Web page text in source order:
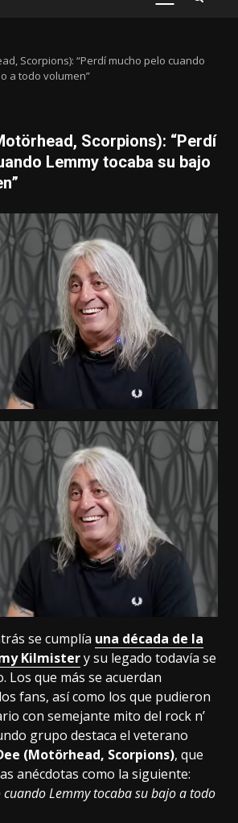
PRIMARY
Scorpions): “Perdí mucho pelo cuando
a todo volumen”
Scorpions): “Perdí
Lemmy tocaba su bajo
se cumplía una década de la
Kilmistery su legado todavía se
Los que más se acuerdan
fans, así como los que pudieron
con semejante mito del rock n’
grupo destaca el veterano
(Motörhead, Scorpions), que
anécdotas como la siguiente:
cuando Lemmy tocaba su bajo a todo